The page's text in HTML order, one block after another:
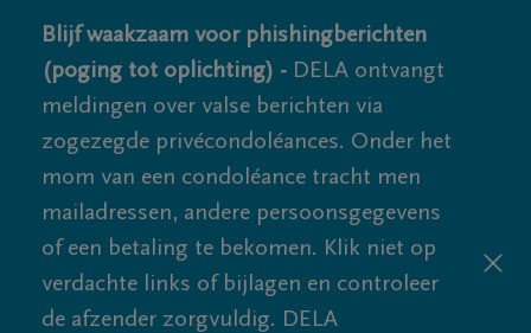
Blijf waakzaam voor phishingberichten
(poging tot oplichting) - DELA ontvangt
meldingen over valse berichten via
zogezegde privécondoléances. Onder het
mom van een condoléance tracht men
mailadressen, andere persoonsgegevens
of een betaling te bekomen. Klik niet op
verdachte links of bijlagen en controleer
de afzender zorgvuldig. DELA